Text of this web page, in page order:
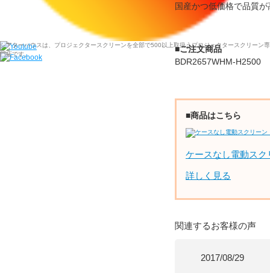
国産かつ低価格で品質が
■ご注文商品
BDR2657WHM-H2500
■商品はこちら
ケースなし電動ス
詳しく見る
関連するお客様の声
2017/08/29
シアターハウスは、プロジェクタースクリーンを全部で500以上取扱うプロジェクタースクリーン専
門店です。